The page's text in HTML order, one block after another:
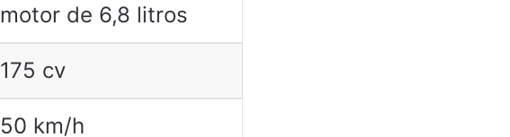
motor de 6,8 litros
175 cv
50 km/h